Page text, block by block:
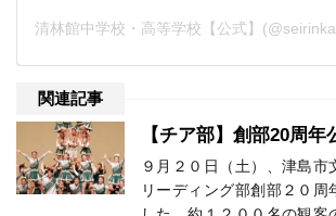
関連記事
【チア部】創部20周年
９月２０日（土）、津島市
リーディング部創部２０周